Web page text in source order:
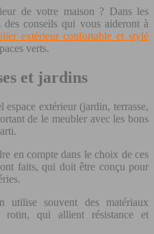
de votre maison ? Dans les
conseils qui vous aideront à
extérieur confortable et stylé
verts.
et jardins
espace extérieur (jardin, terrasse,
de le meubler avec les bons
en compte dans le choix de ces
faits, qui doit être conçu pour
utilise souvent des matériaux
qui allient résistance et